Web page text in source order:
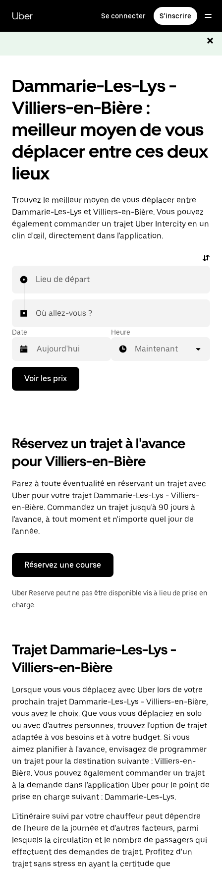
contenu
principal
Uber Se connecter S'inscrire
Dammarie-Les-Lys -
Villiers-en-Bière :
meilleur moyen de vous
déplacer entre ces deux
lieux
Trouvez le meilleur moyen de vous déplacer entre
Dammarie-Les-Lys et Villiers-en-Bière. Vous pouvez
également commander un trajet Uber Intercity en un
clin d'œil, directement dans l'application.
Lieu de départ
Où allez-vous ?
Date
Appuyez
la
ouvrir
calendrier
et
sélectionner
une
date.
Appuyez
sur
la
touche
pour
fermer
calendrier.
Heure
Maintenant
Voir les prix
Réservez un trajet à l'avance
pour Villiers-en-Bière
Parez à toute éventualité en réservant un trajet avec
Uber pour votre trajet Dammarie-Les-Lys - Villiers-
en-Bière. Commandez un trajet jusqu'à 90 jours à
l'avance, à tout moment et n'importe quel jour de
l'année.
Réservez une course
Uber Reserve peut ne pas être disponible vis à lieu de prise en
charge.
Trajet Dammarie-Les-Lys -
Villiers-en-Bière
Lorsque vous vous déplacez avec Uber lors de votre
prochain trajet Dammarie-Les-Lys - Villiers-en-Bière,
vous avez le choix. Que vous vous déplaciez en solo
ou avec d'autres personnes, trouvez l'option de trajet
adaptée à vos besoins et à votre budget. Si vous
aimez planifier à l'avance, envisagez de programmer
un trajet pour la destination suivante : Villiers-en-
Bière. Vous pouvez également commander un trajet
à la demande dans l'application Uber pour le point de
prise en charge suivant : Dammarie-Les-Lys.
L'itinéraire suivi par votre chauffeur peut dépendre
de l'heure de la journée et d'autres facteurs, parmi
lesquels la circulation et le nombre de passagers qui
effectuent des demandes de trajet. Profitez d'un
trajet sans stress en ayant la certitude que